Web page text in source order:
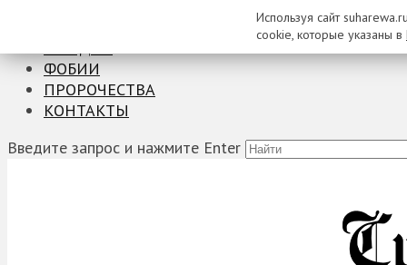
ФОБИИ
ПРОРОЧЕСТВА
КОНТАКТЫ
Введите запрос и нажмите Enter
Используя сайт
cookie, которые указаны в